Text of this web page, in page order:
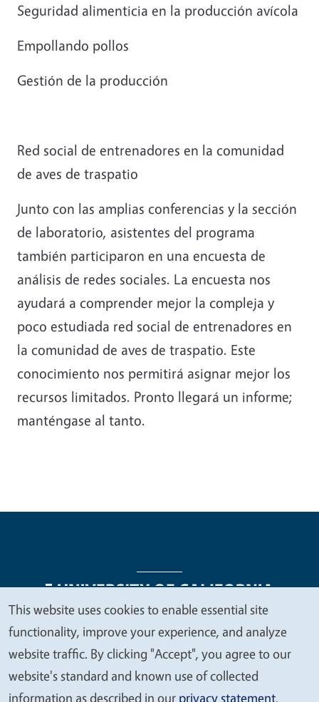
Seguridad alimenticia en la producción avícola
Empollando pollos
Gestión de la producción
Red social de entrenadores en la comunidad
de aves de traspatio
Junto con las amplias conferencias y la sección
de laboratorio, asistentes del programa
también participaron en una encuesta de
análisis de redes sociales. La encuesta nos
ayudará a comprender mejor la compleja y
poco estudiada red social de entrenadores en
la comunidad de aves de traspatio. Este
conocimiento nos permitirá asignar mejor los
recursos limitados. Pronto llegará un informe;
manténgase al tanto.
Legal Menu
Copyright
Nondiscrimination Statements
Accessibility
Contact Privacy
We
value
your
privacy
This website uses cookies to enable essential site
functionality, improve your experience, and analyze
website traffic. By clicking "Accept", you agree to our
website's standard and known use of collected
information as described in our privacy statement.